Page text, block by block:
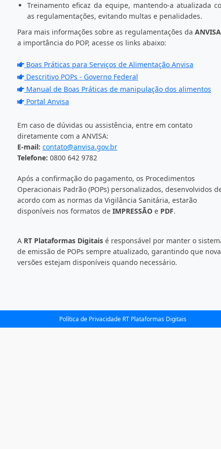
Treinamento eficaz da equipe, mantendo-a atualizada
as regulamentações, evitando multas e penalidades.
Para mais informações sobre as regulamentações da ANVISA
a importância do POP, acesse os links abaixo:
Boas Práticas para Serviços de Alimentação Anvisa
Descritivo POPs - Governo Federal
Manual de Boas Práticas de manipulação dos alimentos
Portal Anvisa
Em caso de dúvidas ou assistência, entre em contato
diretamente com a ANVISA:
E-mail: contato@anvisa.gov.br
Telefone: 0800 642 9782
Após a confirmação do pagamento, os Procedimentos
Operacionais Padrão (POPs) personalizados, desenvolvidos
acordo com as normas da Vigilância Sanitária, estarão
disponíveis nos formatos de IMPRESSÃO e PDF.
A RT Plataformas Digitais é responsável por manter o
de emissão de POPs sempre atualizado, garantindo que
versões estejam disponíveis quando necessário.
Política de Privacidade RT Plataformas Digitais